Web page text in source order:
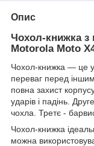
Опис
Чохол-книжка
Motorola Moto
Чохол-книжка ― це
переваг перед
повна захист
ударів і падінь.
чохла. Третє -
Чохол-книжка
можна